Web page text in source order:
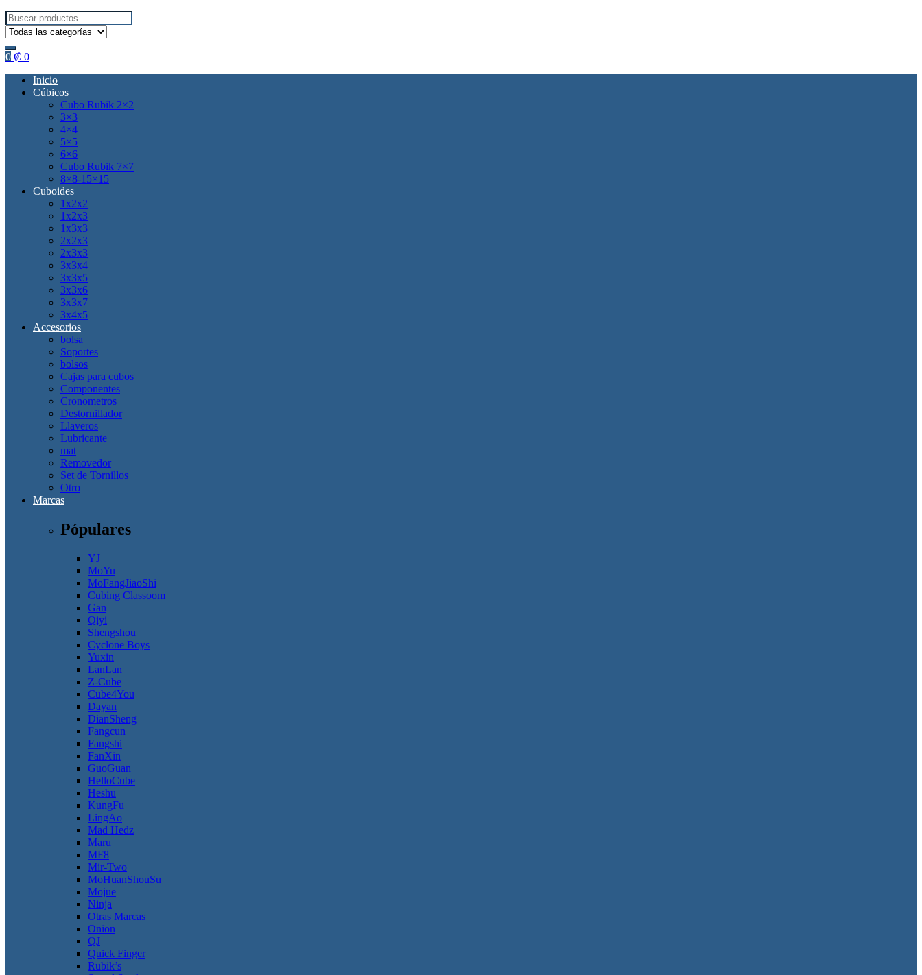
Search
for:
0 ₡ 0
Inicio
Cúbicos
Cubo Rubik 2×2
3×3
4×4
5×5
6×6
Cubo Rubik 7×7
8×8-15×15
Cuboides
1x2x2
1x2x3
1x3x3
2x2x3
2x3x3
3x3x4
3x3x5
3x3x6
3x3x7
3x4x5
Accesorios
bolsa
Soportes
bolsos
Cajas para cubos
Componentes
Cronometros
Destornillador
Llaveros
Lubricante
mat
Removedor
Set de Tornillos
Otro
Marcas
Pópulares
YJ
MoYu
MoFangJiaoShi
Cubing Classoom
Gan
Qiyi
Shengshou
Cyclone Boys
Yuxin
LanLan
Z-Cube
Cube4You
Dayan
DianSheng
Fangcun
Fangshi
FanXin
GuoGuan
HelloCube
Heshu
KungFu
LingAo
Mad Hedz
Maru
MF8
Mir-Two
MoHuanShouSu
Mojue
Ninja
Otras Marcas
Onion
QJ
Quick Finger
Rubik’s